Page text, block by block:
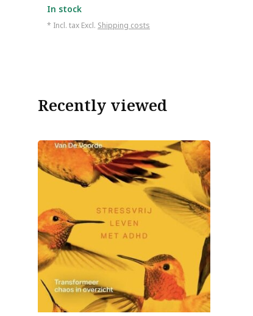
In stock
* Incl. tax Excl. Shipping costs
Recently viewed